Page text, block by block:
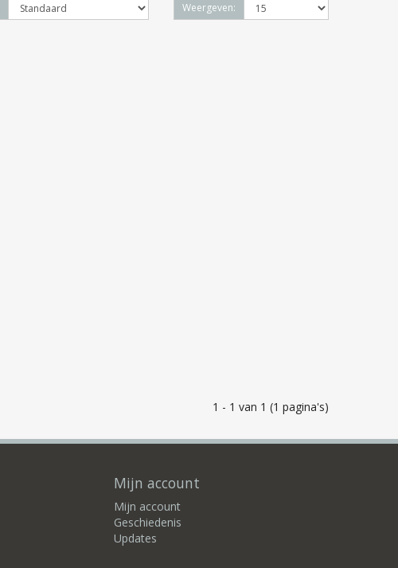
Weergeven:
1 - 1 van 1 (1 pagina's)
Mijn account
Mijn account
Geschiedenis
Updates